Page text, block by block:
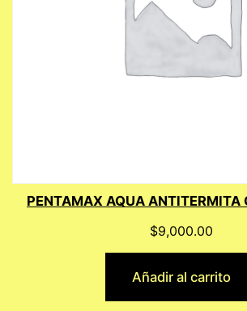
PENTAMAX AQUA ANTITERMITA
$9,000.00
Añadir al carrito